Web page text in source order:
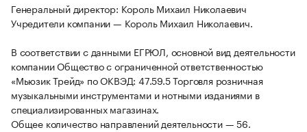
Генеральный директор: Король Михаил Николаевич
Учредители компании — Король Михаил Николаевич.
В соответствии с данными ЕГРЮЛ, основной вид деятельности
компании Общество с ограниченной ответственностью
«Мьюзик Трейд» по ОКВЭД: 47.59.5 Торговля розничная
музыкальными инструментами и нотными изданиями в
специализированных магазинах.
Общее количество направлений деятельности — 56.